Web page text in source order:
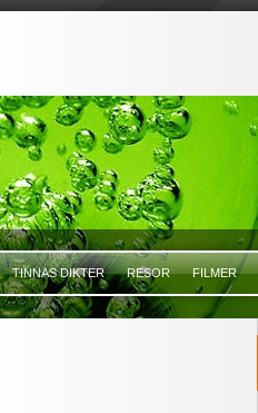
TINNAS DIKTER RESOR FILMER